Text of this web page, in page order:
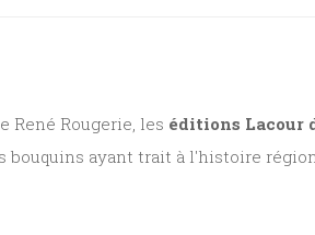
René Rougerie, les éditions Lacour
bouquins ayant trait à l'histoire